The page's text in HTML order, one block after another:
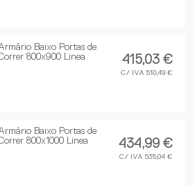
Baixo Portas de
800x900 Linea
415,03 €
C/ IVA 510,49 €
Baixo Portas de
800x1000 Linea
434,99 €
C/ IVA 535,04 €